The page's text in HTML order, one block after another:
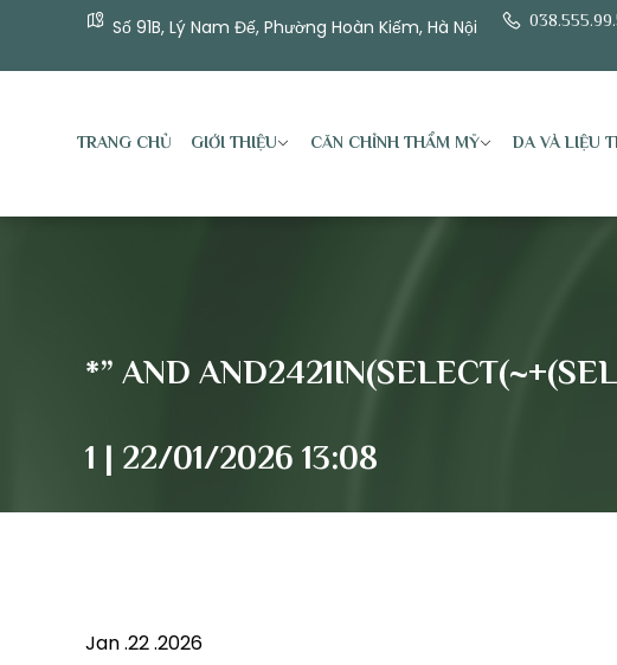
Số 91B, Lý Nam Đế, Phường Hoàn Kiếm, Hà Nội
TRANG CHỦ GIỚI THIỆU CĂN CHỈNH THẨM MỸ DA VÀ LIỆU
*” AND
1 | 22/01/2026 13:08
Jan .22 .2026